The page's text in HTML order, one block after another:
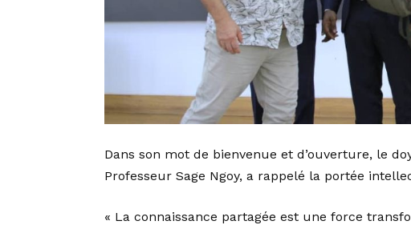
Dans son mot de bienvenue et d’ouverture, le
Professeur Sage Ngoy, a rappelé la portée
« La connaissance partagée est une force